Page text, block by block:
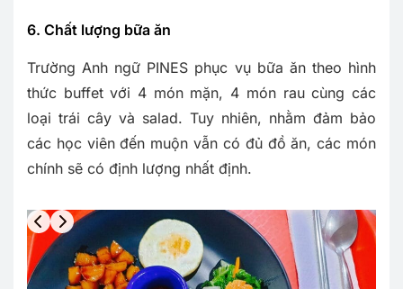
6. Chất lượng bữa ăn
Trường Anh ngữ PINES phục vụ bữa ăn theo hình
thức buffet với 4 món mặn, 4 món rau cùng các
loại trái cây và salad. Tuy nhiên, nhằm đảm bảo
các học viên đến muộn vẫn có đủ đồ ăn, các món
chính sẽ có định lượng nhất định.
Slide 3 of 7